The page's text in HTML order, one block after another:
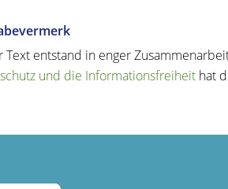
Text entstand in enger
und die Informationsfreiheithat